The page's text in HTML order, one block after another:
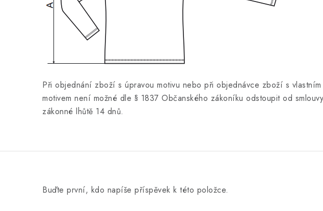
Při objednání zboží s úpravou motivu nebo při objednávce zboží s vlastním
motivem není možné dle § 1837 Občanského zákoníku odstoupit od
zákonné lhůtě 14 dnů.
Buďte první, kdo napíše příspěvek k této položce.